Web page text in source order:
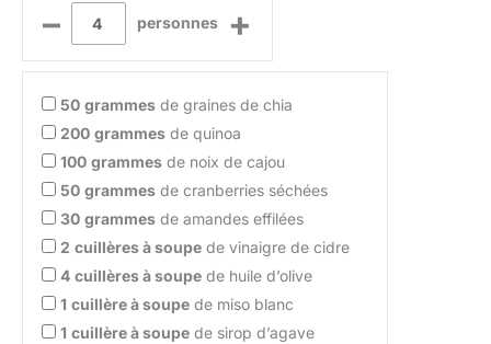
– personnes +
50 grammes de graines de chia
200 grammes de quinoa
100 grammes de noix de cajou
50 grammes de cranberries séchées
30 grammes de amandes effilées
2 cuillères à soupe de vinaigre de cidre
4 cuillères à soupe de huile d’olive
1 cuillère à soupe de miso blanc
1 cuillère à soupe de sirop d’agave